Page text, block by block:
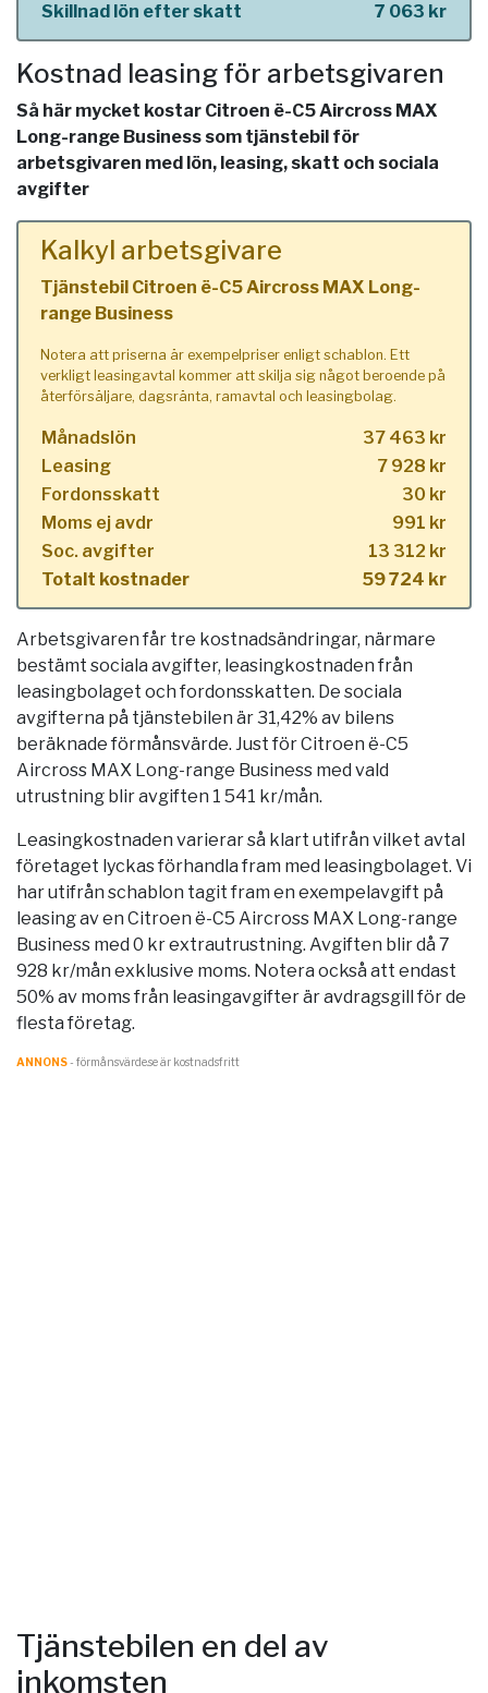
Skillnad lön efter skatt
7 063 kr
Kostnad leasing för arbetsgivaren
Så här mycket kostar Citroen ë-C5 Aircross MAX
Long-range Business som tjänstebil för
arbetsgivaren med lön, leasing, skatt och sociala
avgifter
Kalkyl arbetsgivare
Tjänstebil Citroen ë-C5 Aircross MAX Long-
range Business
Notera att priserna är exempelpriser enligt schablon. Ett
verkligt leasingavtal kommer att skilja sig något beroende på
återförsäljare, dagsränta, ramavtal och leasingbolag.
Månadslön
37 463 kr
Leasing
7 928 kr
Fordonsskatt
30 kr
Moms ej avdr
991 kr
Soc. avgifter
13 312 kr
Totalt kostnader
59 724 kr
Arbetsgivaren får tre kostnadsändringar, närmare
bestämt sociala avgifter, leasingkostnaden från
leasingbolaget och fordonsskatten. De sociala
avgifterna på tjänstebilen är 31,42% av bilens
beräknade förmånsvärde. Just för Citroen ë-C5
Aircross MAX Long-range Business med vald
utrustning blir avgiften 1 541 kr/mån.
Leasingkostnaden varierar så klart utifrån vilket avtal
företaget lyckas förhandla fram med leasingbolaget. Vi
har utifrån schablon tagit fram en exempelavgift på
leasing av en Citroen ë-C5 Aircross MAX Long-range
Business med 0 kr extrautrustning. Avgiften blir då 7
928 kr/mån exklusive moms. Notera också att endast
50% av moms från leasingavgifter är avdragsgill för de
flesta företag.
ANNONS- förmånsvärde.se är kostnadsfritt
Tjänstebilen en del av
inkomsten